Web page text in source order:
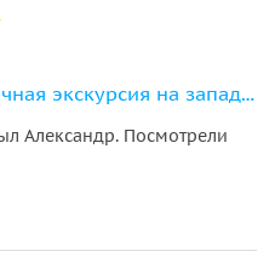
Дыхание Арктики: нетипичная экскурсия на западной стороне Кольского залива
Александр. Посмотрели